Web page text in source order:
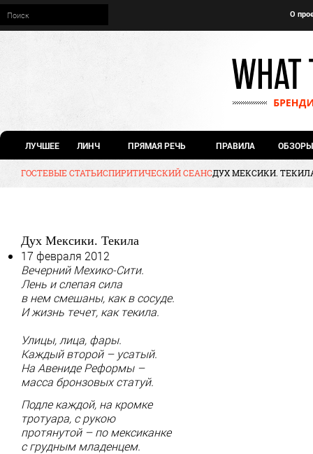
О
ЛУЧШЕЕ ЛИНЧ ПРЯМАЯ РЕЧЬ ПРАВИЛА ОБЗОРЫ
ГОСТЕВЫЕ СТАТЬИСПИРИТИЧЕСКИЙ СЕАНСДУХ МЕКСИКИ.
Дух Мексики. Текила
17 февраля 2012
Вечерний Мехико-Сити.
Лень и слепая сила
в нем смешаны, как в сосуде.
И жизнь течет, как текила.
Улицы, лица, фары.
Каждый второй – усатый.
На Авениде Реформы –
масса бронзовых статуй.
Подле каждой, на кромке
тротуара, с рукою
протянутой – по мексиканке
с грудным младенцем.